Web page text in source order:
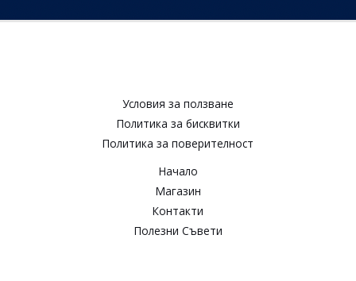
Условия за ползване​
Политика за бисквитки​
Политика за поверителност​
Начало
Магазин
Контакти
Полезни Съвети